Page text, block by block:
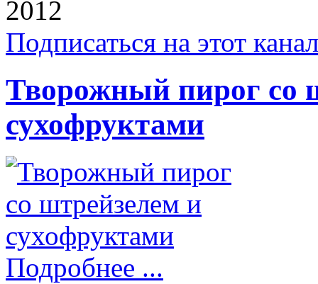
2012
Подписаться на этот
Творожный пирог со
сухофруктами
Подробнее ...